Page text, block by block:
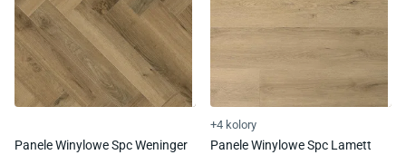
Panele Winylowe Spc Weninger
+4 kolory
Panele Winylowe Spc Lamett